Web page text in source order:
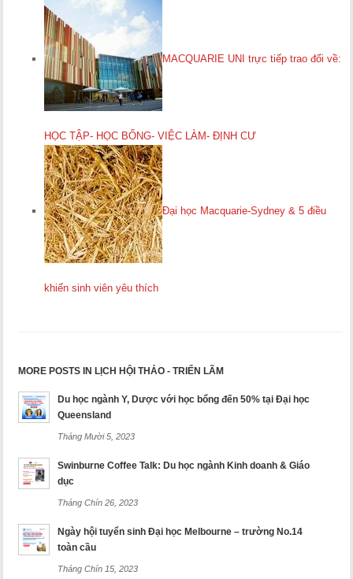
MACQUARIE UNI trực tiếp trao đổi về:
HỌC TẬP- HỌC BỔNG- VIỆC LÀM- ĐỊNH CƯ
Đại học Macquarie-Sydney & 5 điều
khiến sinh viên yêu thích
MORE POSTS IN LỊCH HỘI THẢO - TRIỂN LÃM
Du học ngành Y, Dược với học bổng đến 50% tại Đại học
Queensland
Tháng Mười 5, 2023
Swinburne Coffee Talk: Du học ngành Kinh doanh & Giáo
dục
Tháng Chín 26, 2023
Ngày hội tuyển sinh Đại học Melbourne – trường No.14
toàn cầu
Tháng Chín 15, 2023